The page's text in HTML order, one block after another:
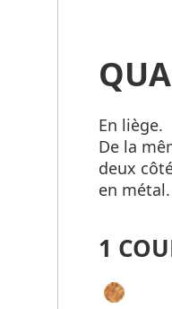
En liège.
De la
deux
en métal.
1